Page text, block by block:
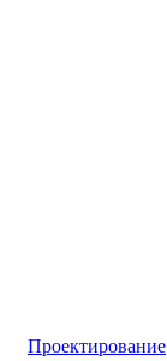
Проектирование